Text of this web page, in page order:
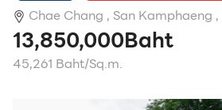
Chae Chang , San Kamphaeng ,
13,850,000Baht
45,261 Baht/Sq.m.